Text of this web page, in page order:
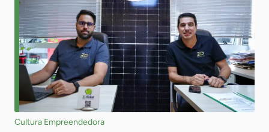
Cultura Empreendedora